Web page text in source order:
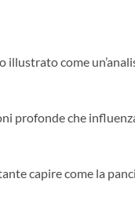
illustrato come
profonde che
capire come la